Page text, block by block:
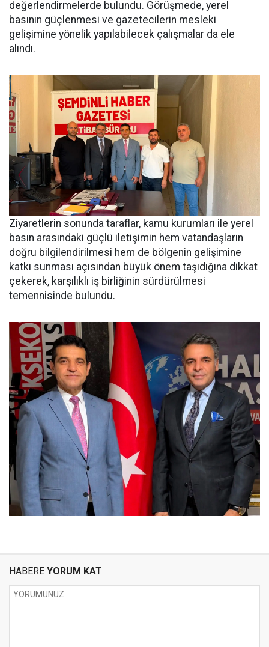
değerlendirmelerde bulundu. Görüşmede, yerel
basının güçlenmesi ve gazetecilerin mesleki
gelişimine yönelik yapılabilecek çalışmalar da ele
alındı.
Ziyaretlerin sonunda taraflar, kamu kurumları ile yerel
basın arasındaki güçlü iletişimin hem vatandaşların
doğru bilgilendirilmesi hem de bölgenin gelişimine
katkı sunması açısından büyük önem taşıdığına dikkat
çekerek, karşılıklı iş birliğinin sürdürülmesi
temennisinde bulundu.
HABERE YORUM KAT